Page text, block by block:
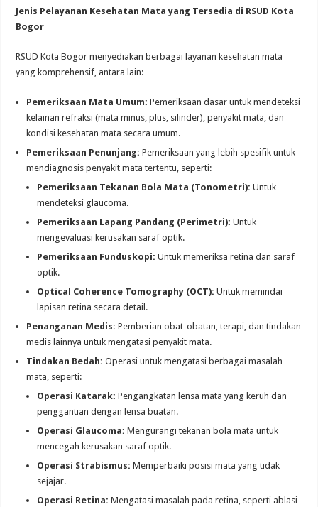
Jenis Pelayanan Kesehatan Mata yang Tersedia di RSUD Kota
Bogor
RSUD Kota Bogor menyediakan berbagai layanan kesehatan mata
yang komprehensif, antara lain:
Pemeriksaan Mata Umum: Pemeriksaan dasar untuk mendeteksi
kelainan refraksi (mata minus, plus, silinder), penyakit mata, dan
kondisi kesehatan mata secara umum.
Pemeriksaan Penunjang: Pemeriksaan yang lebih spesifik untuk
mendiagnosis penyakit mata tertentu, seperti:
Pemeriksaan Tekanan Bola Mata (Tonometri): Untuk
mendeteksi glaucoma.
Pemeriksaan Lapang Pandang (Perimetri): Untuk
mengevaluasi kerusakan saraf optik.
Pemeriksaan Funduskopi: Untuk memeriksa retina dan saraf
optik.
Optical Coherence Tomography (OCT): Untuk memindai
lapisan retina secara detail.
Penanganan Medis: Pemberian obat-obatan, terapi, dan tindakan
medis lainnya untuk mengatasi penyakit mata.
Tindakan Bedah: Operasi untuk mengatasi berbagai masalah
mata, seperti:
Operasi Katarak: Pengangkatan lensa mata yang keruh dan
penggantian dengan lensa buatan.
Operasi Glaucoma: Mengurangi tekanan bola mata untuk
mencegah kerusakan saraf optik.
Operasi Strabismus: Memperbaiki posisi mata yang tidak
sejajar.
Operasi Retina: Mengatasi masalah pada retina, seperti ablasi